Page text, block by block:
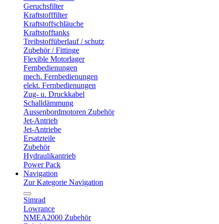
Geruchsfilter
Kraftstofffilter
Kraftstoffschläuche
Kraftstofftanks
Treibstoffüberlauf / schutz
Zubehör / Fittinge
Flexible Motorlager
Fernbedienungen
mech. Fernbedienungen
elekt. Fernbedienungen
Zug- u. Druckkabel
Schalldämmung
Aussenbordmotoren Zubehör
Jet-Antrieb
Jet-Antriebe
Ersatzteile
Zubehör
Hydraulikantrieb
Power Pack
Navigation
Zur Kategorie Navigation
Simrad
Lowrance
NMEA2000 Zubehör